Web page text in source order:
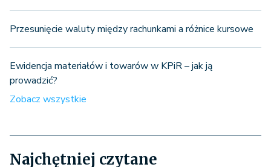
Przesunięcie waluty między rachunkami a różnice kursowe
Ewidencja materiałów i towarów w KPiR – jak ją
prowadzić?
Zobacz wszystkie
Najchętniej czytane